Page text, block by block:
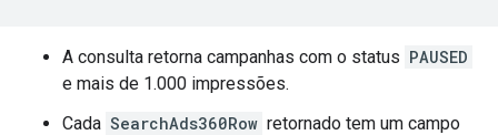
A consulta retorna campanhas com o status PAUSED
e mais de 1.000 impressões.
Cada SearchAds360Row retornado tem um campo